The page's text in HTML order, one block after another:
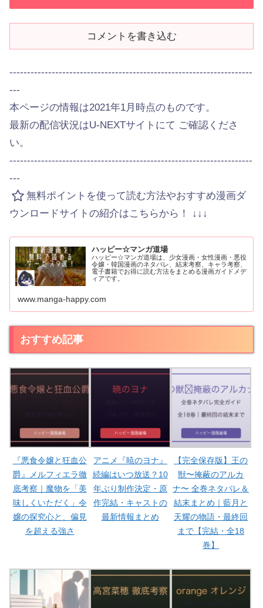
コメントを書き込む
---------------------------------------------------------------------
---
本ページの情報は2021年1月時点のものです。
最新の配信状況はU-NEXTサイトにて ご確認くださ
い。
---------------------------------------------------------------------
---
無料ポイントを使って読む方法やおすすめ漫画ダ
ウンロードサイトの紹介はこちらから！ ↓↓↓
ハッピー☆マンガ道場
ハッピー☆マンガ道場は、少女漫画・女性漫画・悪役
令嬢・韓国漫画のネタバレ、結末考察、キャラ考察、
電子書籍でお得に読む方法をまとめる漫画ガイドメデ
ィアです。
www.manga-happy.com
おすすめ記事
『悪食令嬢と狂血公
爵』メルフィエラ徹
底考察｜魔物を「美
味しくいただく」令
嬢の探究心と、偏見
を超える強さ
アニメ『暁のヨナ』
続編はいつ放送？10
年ぶり制作決定・原
作完結・キャストの
最新情報まとめ
【完全保存版】王の
獣〜掩蔽のアルカ
ナ〜 全巻ネタバレ＆
結末まとめ｜藍月と
天耀の物語・最終回
まで【完結・全18
巻】